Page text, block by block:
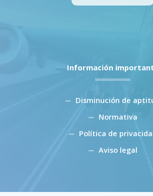
Información
Disminución de
Normativa
Política de
Aviso legal